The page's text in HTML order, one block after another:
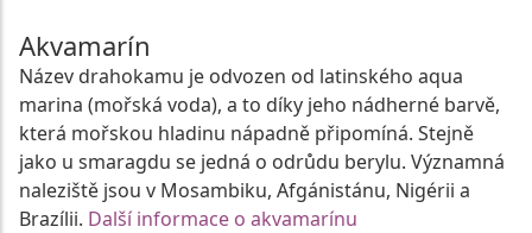
Akvamarín
Název drahokamu je odvozen od latinského aqua
marina (mořská voda), a to díky jeho nádherné barvě,
která mořskou hladinu nápadně připomíná. Stejně
jako u smaragdu se jedná o odrůdu berylu. Významná
naleziště jsou v Mosambiku, Afgánistánu, Nigérii a
Brazílii. Další informace o akvamarínu